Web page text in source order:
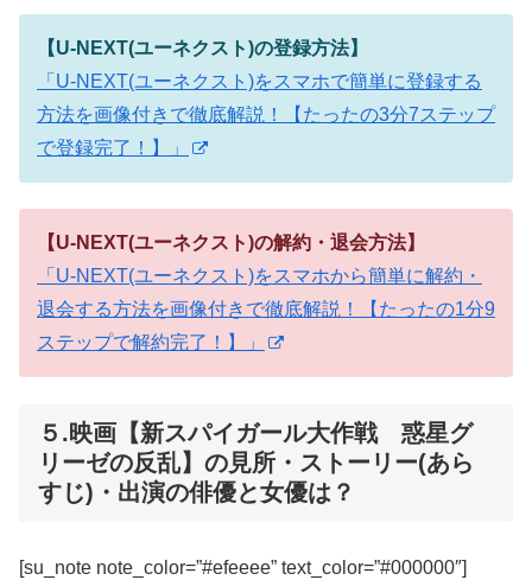
【U-NEXT(ユーネクスト)の登録方法】
「U-NEXT(ユーネクスト)をスマホで簡単に登録する
方法を画像付きで徹底解説！【たったの3分7ステップ
で登録完了！】」
【U-NEXT(ユーネクスト)の解約・退会方法】
「U-NEXT(ユーネクスト)をスマホから簡単に解約・
退会する方法を画像付きで徹底解説！【たったの1分9
ステップで解約完了！】」
５.映画【新スパイガール大作戦 惑星グ
リーゼの反乱】の見所・ストーリー(あら
すじ)・出演の俳優と女優は？
[su_note note_color=”#efeeee” text_color=”#000000″]